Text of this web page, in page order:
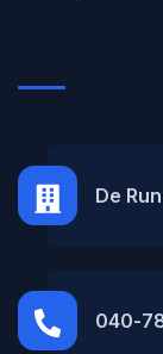
De
040-